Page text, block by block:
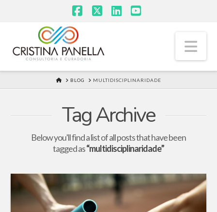
HOMEBLOG MULTIDISCIPLINARIDADE
Tag Archive
Below you'll find a list of all posts that have been
tagged as“multidisciplinaridade”